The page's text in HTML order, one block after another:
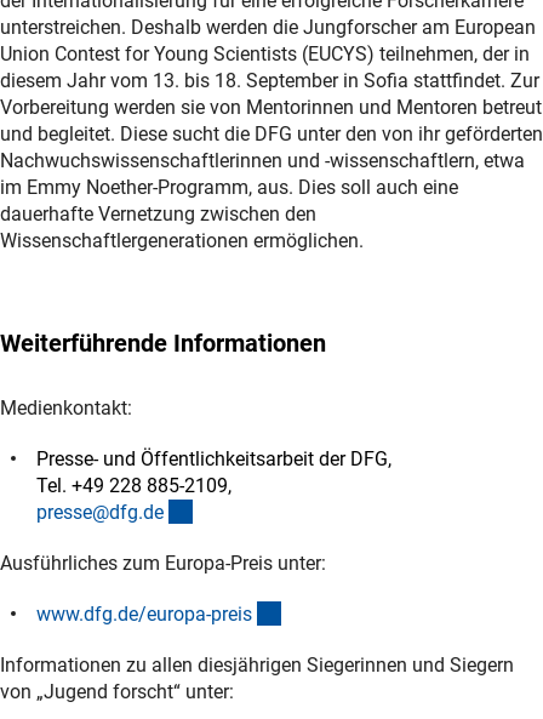
unterstreichen. Deshalb werden die Jungforscher am European
Union Contest for Young Scientists (EUCYS) teilnehmen, der in
diesem Jahr vom 13. bis 18. September in Sofia stattfindet. Zur
Vorbereitung werden sie von Mentorinnen und Mentoren betreut
und begleitet. Diese sucht die DFG unter den von ihr geförderten
Nachwuchswissenschaftlerinnen und -wissenschaftlern, etwa
im Emmy Noether-Programm, aus. Dies soll auch eine
dauerhafte Vernetzung zwischen den
Wissenschaftlergenerationen ermöglichen.
Weiterführende Informationen
Medienkontakt:
Presse- und Öffentlichkeitsarbeit der DFG,
Tel. +49 228 885-2109,
presse@dfg.de
Ausführliches zum Europa-Preis unter:
www.dfg.de/europa-preis
Informationen zu allen diesjährigen Siegerinnen und Siegern
von „Jugend forscht“ unter: